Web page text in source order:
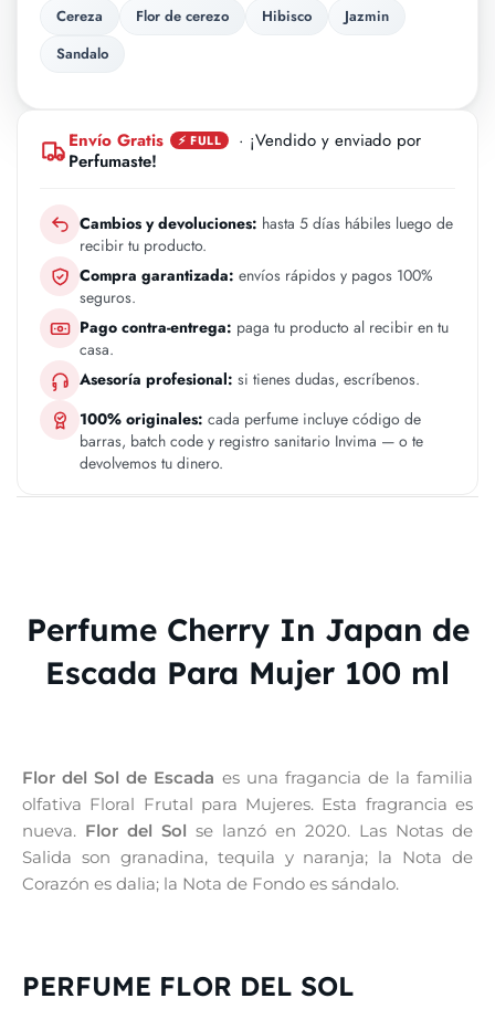
Cereza Flor de cerezo Hibisco
Jazmin
Sandalo
Envío Gratis ⚡ FULL
· ¡Vendido y enviado por
Perfumaste!
Cambios y devoluciones: hasta 5 días hábiles luego de
recibir tu producto.
Compra garantizada: envíos rápidos y pagos 100%
seguros.
Pago contra-entrega: paga tu producto al recibir en tu
casa.
Asesoría profesional: si tienes dudas, escríbenos.
100% originales: cada perfume incluye código de
barras, batch code y registro sanitario Invima — o te
devolvemos tu dinero.
Perfume Cherry In Japan de
Escada Para Mujer 100 ml
Flor del Sol de Escada es una fragancia de la familia
olfativa Floral Frutal para Mujeres. Esta fragrancia es
nueva. Flor del Sol se lanzó en 2020. Las Notas de
Salida son granadina, tequila y naranja; la Nota de
Corazón es dalia; la Nota de Fondo es sándalo.
PERFUME FLOR DEL SOL